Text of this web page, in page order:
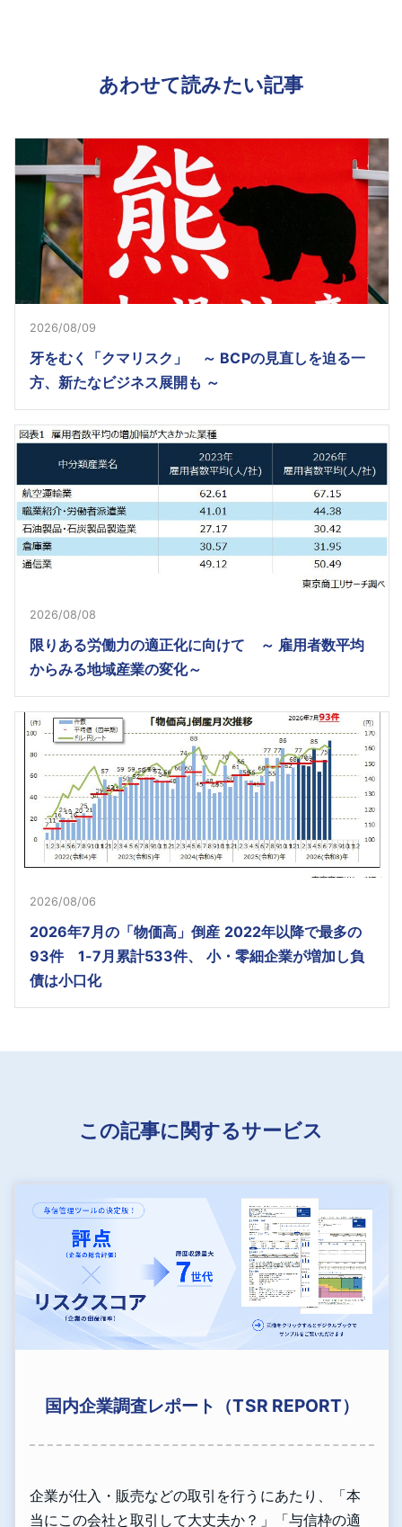
あわせて読みたい記事
2026/08/09
牙をむく「クマリスク」 ～ BCPの見直しを迫る一
方、新たなビジネス展開も ～
2026/08/08
限りある労働力の適正化に向けて ～ 雇用者数平均
からみる地域産業の変化～
2026/08/06
2026年7月の「物価高」倒産 2022年以降で最多の
93件 1-7月累計533件、 小・零細企業が増加し負
債は小口化
この記事に関するサービス
国内企業調査レポート（TSR REPORT）
企業が仕入・販売などの取引を行うにあたり、「本
当にこの会社と取引して大丈夫か？」「与信枠の適